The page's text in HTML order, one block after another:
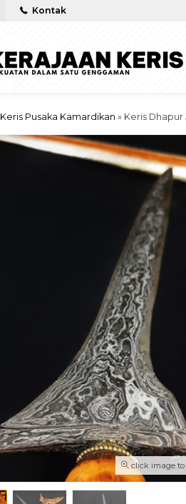
Kontak
Keris Pusaka Kamardikan » Keris Dhapur
click image